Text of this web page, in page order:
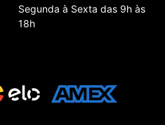
Segunda à Sexta das 9h às
18h